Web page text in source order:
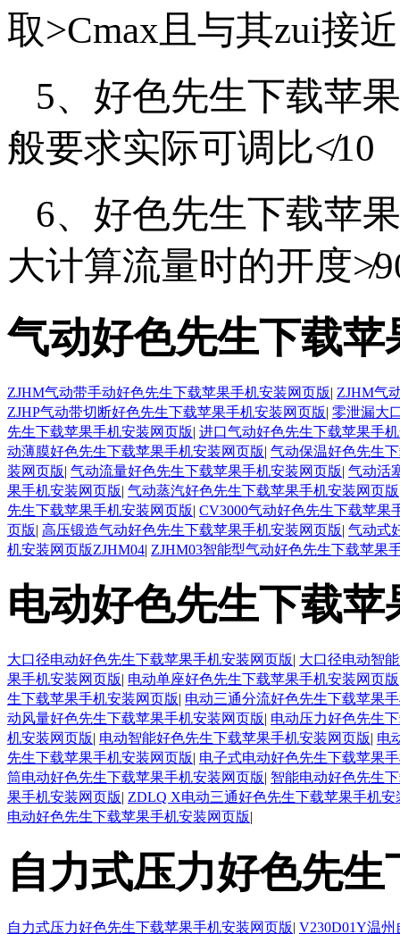
取>Cmax且与其zui接
5、好色先生下载苹
般要求实际可调比≮10
6、好色先生下载
大计算流量时的开度
气动好色先生下载
ZJHM气动带手动好色先生下载苹果手机安装网页版| ZJHM气
ZJHP气动带切断好色先生下载苹果手机安装网页版| 零泄漏大
先生下载苹果手机安装网页版| 进口气动好色先生下载苹果手
动薄膜好色先生下载苹果手机安装网页版| 气动保温好色先生
装网页版| 气动流量好色先生下载苹果手机安装网页版| 气动活
果手机安装网页版| 气动蒸汽好色先生下载苹果手机安装网页版
先生下载苹果手机安装网页版| CV3000气动好色先生下载苹果
页版| 高压锻造气动好色先生下载苹果手机安装网页版| 气动式
机安装网页版ZJHM04| ZJHM03智能型气动好色先生下载苹果
电动好色先生下载
大口径电动好色先生下载苹果手机安装网页版| 大口径电动智
果手机安装网页版| 电动单座好色先生下载苹果手机安装网页版
生下载苹果手机安装网页版| 电动三通分流好色先生下载苹果
动风量好色先生下载苹果手机安装网页版| 电动压力好色先生
机安装网页版| 电动智能好色先生下载苹果手机安装网页版| 电
先生下载苹果手机安装网页版| 电子式电动好色先生下载苹果
筒电动好色先生下载苹果手机安装网页版| 智能电动好色先生
果手机安装网页版| ZDLQ X电动三通好色先生下载苹果手机安
电动好色先生下载苹果手机安装网页版|
自力式压力好色先
自力式压力好色先生下载苹果手机安装网页版| V230D01Y温